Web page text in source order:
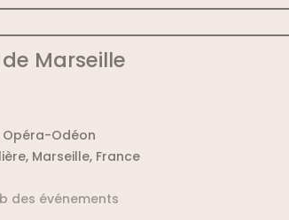
Marseille
Opéra-Odéon
Marseille, France
des événements